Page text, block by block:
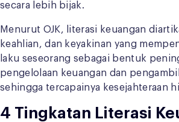
secara lebih bijak.
Menurut OJK, literasi keuangan
keahlian, dan keyakinan yang
laku seseorang sebagai bentuk
pengelolaan keuangan dan
sehingga tercapainya kesejahteraan
4 Tingkatan Literasi